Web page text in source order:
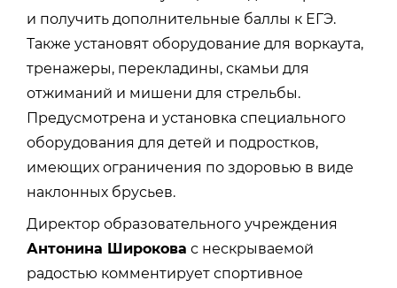
и получить дополнительные баллы к ЕГЭ.
Также установят оборудование для воркаута,
тренажеры, перекладины, скамьи для
отжиманий и мишени для стрельбы.
Предусмотрена и установка специального
оборудования для детей и подростков,
имеющих ограничения по здоровью в виде
наклонных брусьев.
Директор образовательного учреждения
Антонина Широкова с нескрываемой
радостью комментирует спортивное